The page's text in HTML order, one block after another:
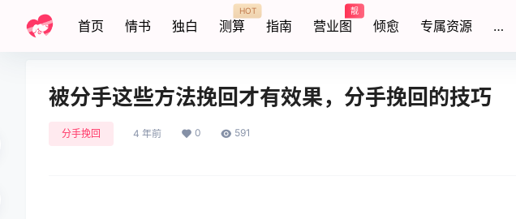
首页 情书 独白 测算
HOT
指南 营业图
靓
倾愈 专属资源 …
被分手这些方法挽回才有效果，分手挽回的技巧
分手挽回 4 年前 0 591